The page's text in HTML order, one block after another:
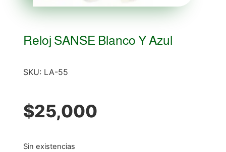
Reloj SANSE Blanco Y Azul
SKU: LA-55
$25,000
Sin existencias